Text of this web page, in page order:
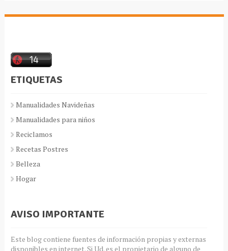
ETIQUETAS
Manualidades Navideñas
Manualidades para niños
Reciclamos
Recetas Postres
Belleza
Hogar
AVISO IMPORTANTE
Este blog contiene fuentes de información propias y externas
disponibles en internet. Si Ud. es el propietario de alguno de